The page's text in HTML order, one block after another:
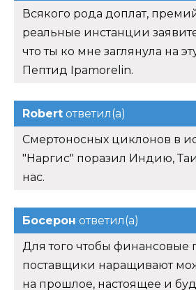
Всякого рода доплат,
реальные инстанции
что ты ко мне заглянула на
Пептид Ipamorelin.
Robert ответил(а)
Смертоносных циклонов в
"Наргис" поразил Индию,
нас.
Босерон ответил(а)
Для того чтобы финансовые
поставщики наращивают
на прошлое, настоящее и